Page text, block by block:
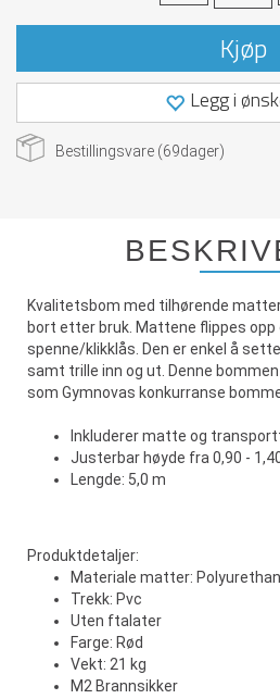
Kjøp
Legg i
Bestillingsvare (69dager)
Kvalitetsbom med tilhørende
bort etter bruk. Mattene flippes
spenne/klikklås. Den er enkel å
samt trille inn og ut. Denne
som Gymnovas konkurranse
Inkluderer matte og
Justerbar høyde fra 0,90 -
Lengde: 5,0 m
Produktdetaljer:
Materiale matter:
Trekk: Pvc
Uten ftalater
Farge: Rød
Vekt: 21 kg
M2 Brannsikker